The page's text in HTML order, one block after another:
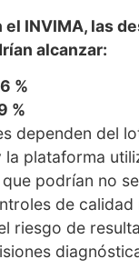
el INVIMA, las
alcanzar:
%
%
dependen del
plataforma
podrían no
de calidad
riesgo de